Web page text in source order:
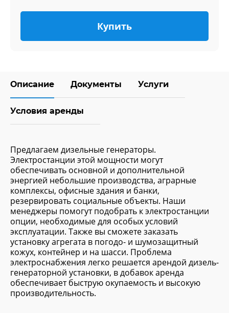
Купить
Описание Документы Услуги
Условия аренды
Предлагаем дизельные генераторы.
Электростанции этой мощности могут
обеспечивать основной и дополнительной
энергией небольшие производства, аграрные
комплексы, офисные здания и банки,
резервировать социальные объекты. Наши
менеджеры помогут подобрать к электростанции
опции, необходимые для особых условий
эксплуатации. Также вы сможете заказать
установку агрегата в погодо- и шумозащитный
кожух, контейнер и на шасси. Проблема
электроснабжения легко решается арендой дизель-
генераторной установки, в добавок аренда
обеспечивает быструю окупаемость и высокую
производительность.